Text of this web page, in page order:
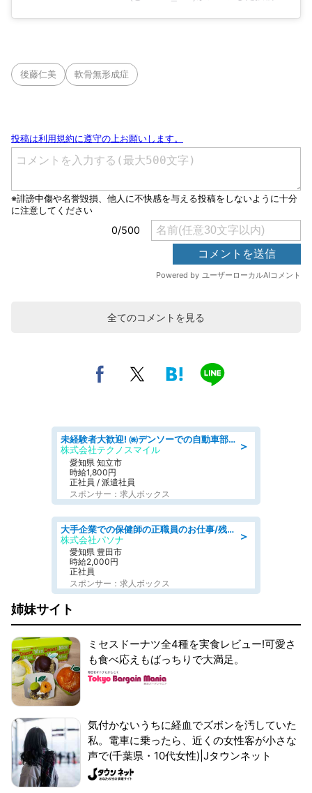
後藤仁美 軟骨無形成症
全てのコメントを見る
＞
未経験者大歓迎! ㈱デンソーでの自動車部品の組立作業 denso aichi
株式会社テクノスマイル
愛知県 知立市
時給1,800円
正社員 / 派遣社員
スポンサー：求人ボックス
＞
大手企業での保健師の正職員のお仕事/残業なし/要資格:保健師
株式会社パソナ
愛知県 豊田市
時給2,000円
正社員
スポンサー：求人ボックス
姉妹サイト
ミセスドーナツ全4種を実食レビュー!可愛さ
も食べ応えもばっちりで大満足。
気付かないうちに経血でズボンを汚していた
私。電車に乗ったら、近くの女性客が小さな
声で(千葉県・10代女性)|Jタウンネット